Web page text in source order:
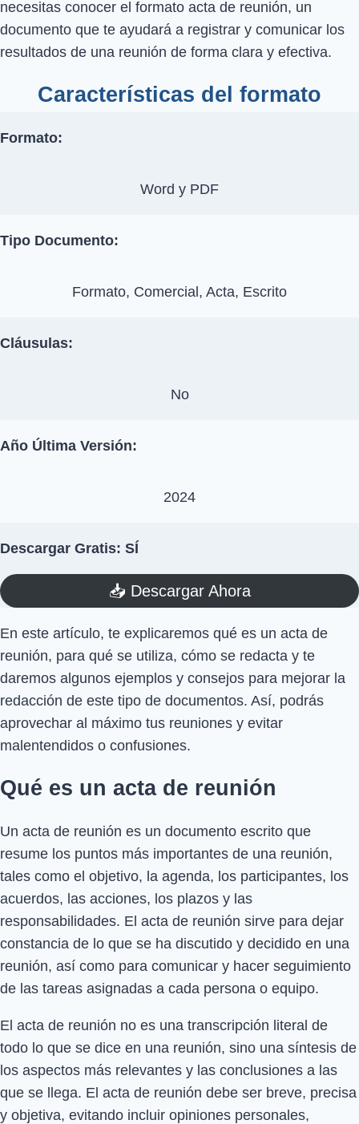
necesitas conocer el formato acta de reunión, un
documento que te ayudará a registrar y comunicar los
resultados de una reunión de forma clara y efectiva.
Características del formato
Formato:
Word y PDF
Tipo Documento:
Formato, Comercial, Acta, Escrito
Cláusulas:
No
Año Última Versión:
2024
Descargar Gratis: SÍ
📥​ Descargar Ahora
En este artículo, te explicaremos qué es un acta de
reunión, para qué se utiliza, cómo se redacta y te
daremos algunos ejemplos y consejos para mejorar la
redacción de este tipo de documentos. Así, podrás
aprovechar al máximo tus reuniones y evitar
malentendidos o confusiones.
Qué es un acta de reunión
Un acta de reunión es un documento escrito que
resume los puntos más importantes de una reunión,
tales como el objetivo, la agenda, los participantes, los
acuerdos, las acciones, los plazos y las
responsabilidades. El acta de reunión sirve para dejar
constancia de lo que se ha discutido y decidido en una
reunión, así como para comunicar y hacer seguimiento
de las tareas asignadas a cada persona o equipo.
El acta de reunión no es una transcripción literal de
todo lo que se dice en una reunión, sino una síntesis de
los aspectos más relevantes y las conclusiones a las
que se llega. El acta de reunión debe ser breve, precisa
y objetiva, evitando incluir opiniones personales,